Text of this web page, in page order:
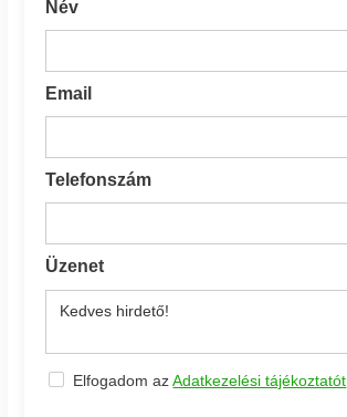
Név
Email
Telefonszám
Üzenet
Elfogadom azAdatkezelési tájékoztatót